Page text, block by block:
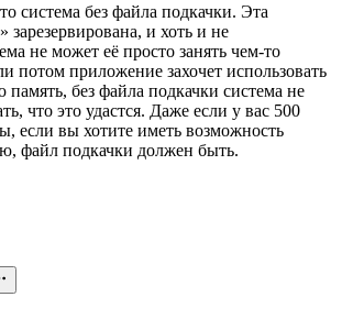
система без файла подкачки. Эта
зарезервирована, и хоть и не
не может её просто занять чем-то
потом приложение захочет использовать
память, без файла подкачки система не
что это удастся. Даже если у вас 500
если вы хотите иметь возможность
файл подкачки должен быть.